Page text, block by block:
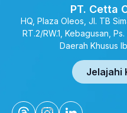
PT. Cetta
HQ, Plaza Oleos, Jl. TB
RT.2/RW.1, Kebagusan,
Daerah Khusus
Jelajahi